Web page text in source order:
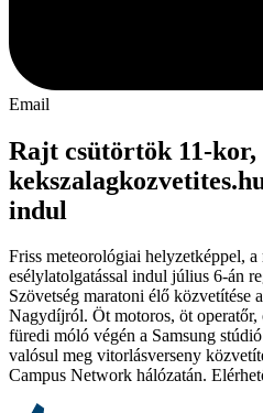
Email
Rajt csütörtök 11-kor,
indul
Friss meteorológiai helyzetképpel, a
esélylatolgatással indul július 6-án
Szövetség maratoni élő közvetítése
Nagydíjról. Öt motoros, öt operatőr,
füredi móló végén a Samsung
valósul meg vitorlásverseny
Campus Network hálózatán.